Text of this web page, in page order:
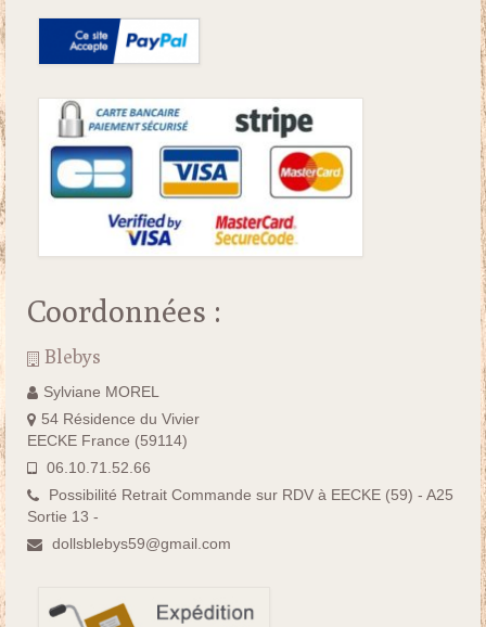
Coordonnées :
Blebys
Sylviane MOREL
54 Résidence du Vivier
EECKE France (59114)
06.10.71.52.66
Possibilité Retrait Commande sur RDV à EECKE (59) - A25
Sortie 13 -
dollsblebys59@gmail.com